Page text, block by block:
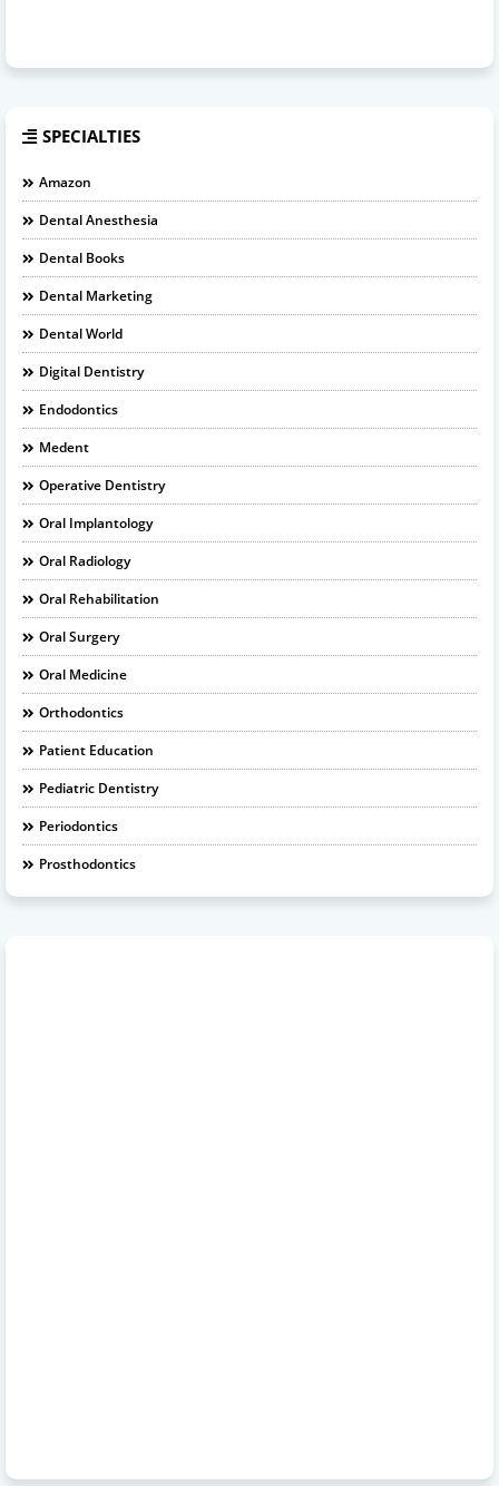
SPECIALTIES
Amazon
Dental Anesthesia
Dental Books
Dental Marketing
Dental World
Digital Dentistry
Endodontics
Medent
Operative Dentistry
Oral Implantology
Oral Radiology
Oral Rehabilitation
Oral Surgery
Oral Medicine
Orthodontics
Patient Education
Pediatric Dentistry
Periodontics
Prosthodontics